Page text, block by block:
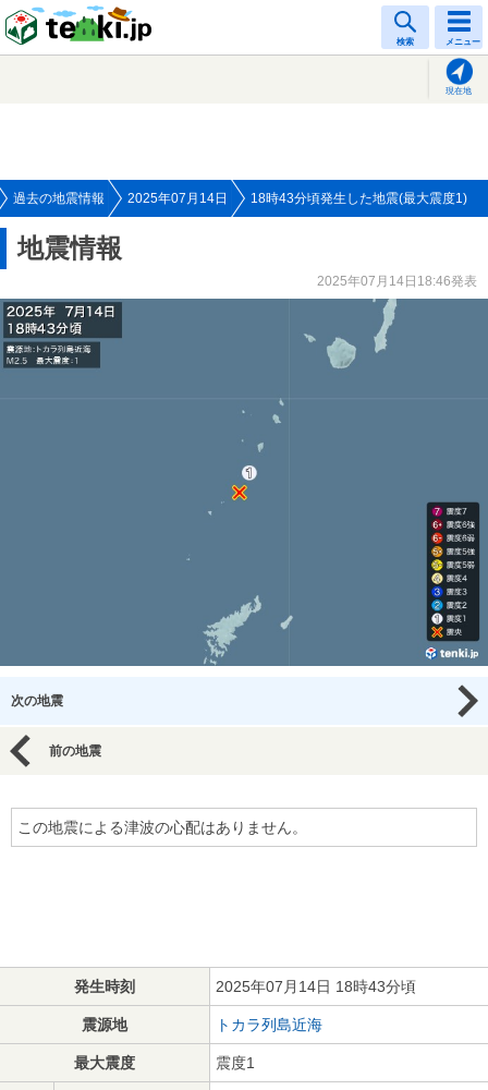
検索 メニュー
現在地
過去の地震情報 2025年07月14日 18時43分頃発生した地震(最大震度1)
地震情報
2025年07月14日18:46発表
次の地震
前の地震
この地震による津波の心配はありません。
発生時刻 2025年07月14日 18時43分頃
震源地 トカラ列島近海
最大震度 震度1